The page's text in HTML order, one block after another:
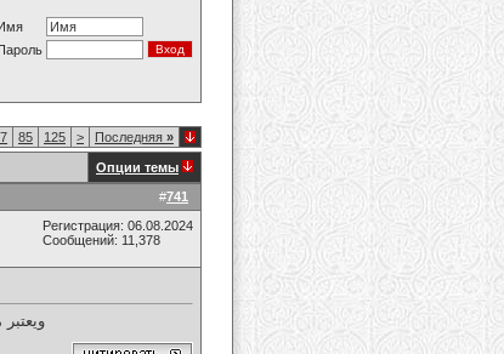
85 125 > Последняя »
Опции темы
#741
Регистрация: 06.08.2024
Сообщений: 11,378